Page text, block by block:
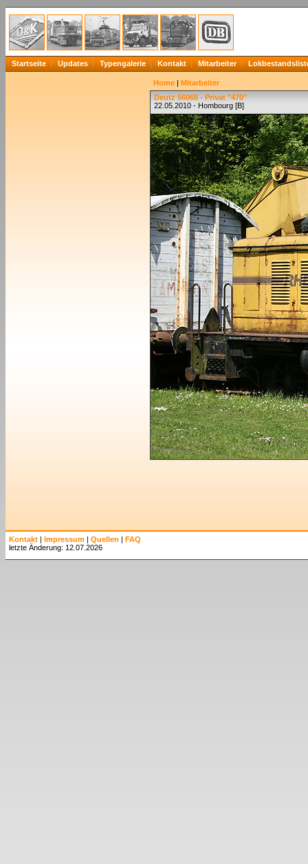
Startseite Updates Typengalerie Kontakt Mitarbeiter
Home | Mitarbeiter
Deutz 56068 - Privat "470"
22.05.2010 - Hombourg [B]
Kontakt | Impressum | Quellen | FAQ
letzte Änderung: 12.07.2026